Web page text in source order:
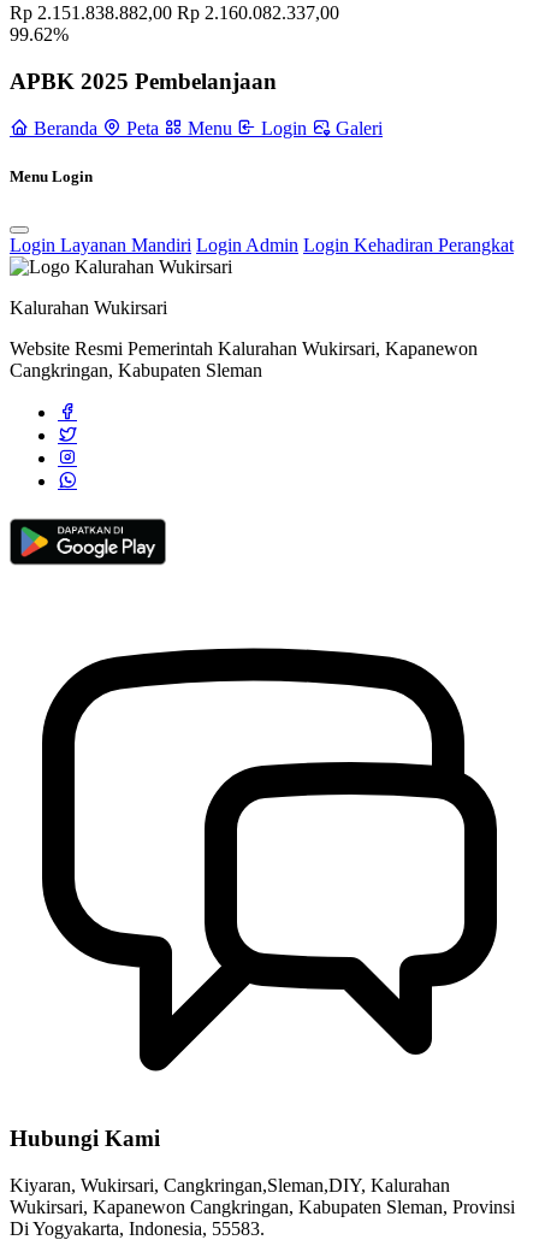
November 2021
Penyerahan Bola Dan Net Mengawali Kegiatan Pordes Di
Ngepringan 24 Juli 2024
Jahe Bubuk Mesem "Merapi Sembada" Bukti Kebangkitan Pasca
Erupsi Warga Huntap Dongkelsari
Rp 2.151.838.882,00 Rp 2.160.082.337,00
99.62%
APBK 2025 Pembelanjaan
Beranda Peta Menu Login Galeri
Menu Login
Login Layanan Mandiri Login Admin Login Kehadiran Perangkat
Kalurahan Wukirsari
Website Resmi Pemerintah Kalurahan Wukirsari, Kapanewon
Cangkringan, Kabupaten Sleman
Hubungi Kami
Kiyaran, Wukirsari, Cangkringan,Sleman,DIY, Kalurahan
Wukirsari, Kapanewon Cangkringan, Kabupaten Sleman, Provinsi
Di Yogyakarta, Indonesia, 55583.